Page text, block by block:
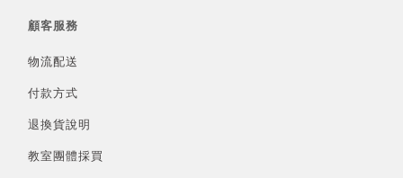
顧客服務
物流配送
付款方式
退換貨說明
教室團體採買